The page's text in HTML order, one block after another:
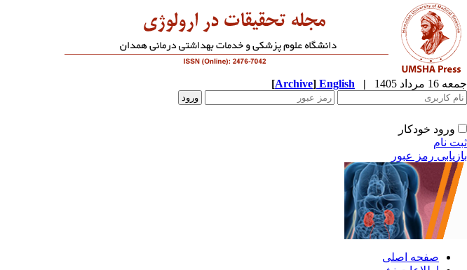
جمعه 16 مرداد 1405 |
English
[Archive]
ورود خودکار
ثبت نام
بازیابی رمز عبور
صفحه اصلی